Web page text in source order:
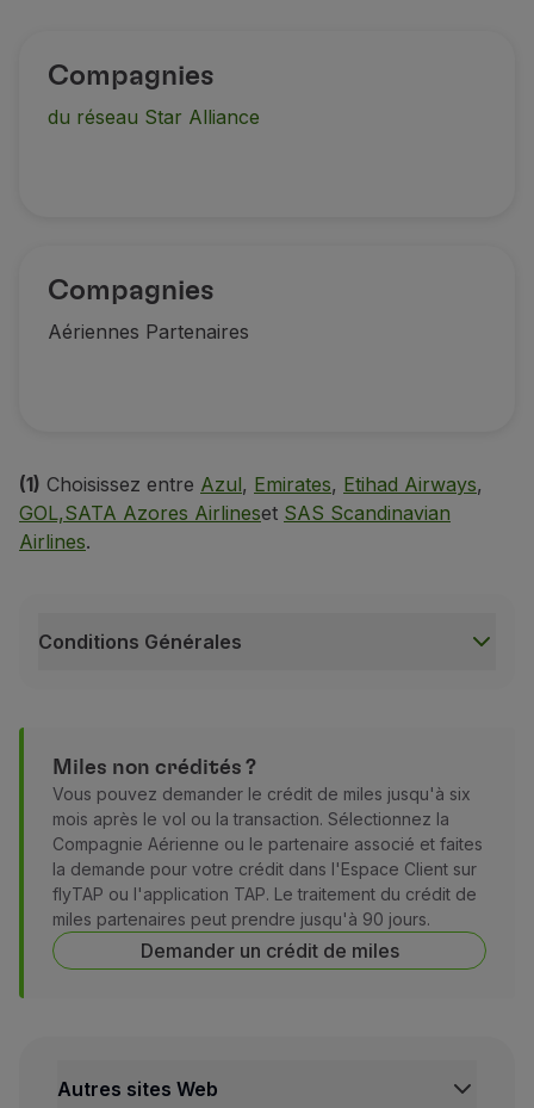
Compagnies
du réseau Star Alliance
Compagnies
Aériennes Partenaires
(1) Choisissez entre Azul, Emirates, Etihad Airways,
GOL,SATA Azores Airlineset SAS Scandinavian
Airlines.
Conditions Générales
Les miles qui ne sont pas crédités
La demande de crédit rétroactif peut être
Miles non crédités ?
Vous pouvez demander le crédit de miles jusqu'à six
mois après le vol ou la transaction. Sélectionnez la
Compagnie Aérienne ou le partenaire associé et faites
la demande pour votre crédit dans l'Espace Client sur
flyTAP ou l'application TAP. Le traitement du crédit de
miles partenaires peut prendre jusqu'à 90 jours.
Demander un crédit de miles
Autres sites Web